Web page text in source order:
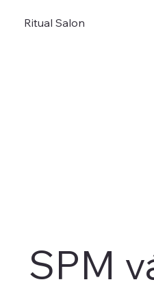
Ritual Salon
SPM